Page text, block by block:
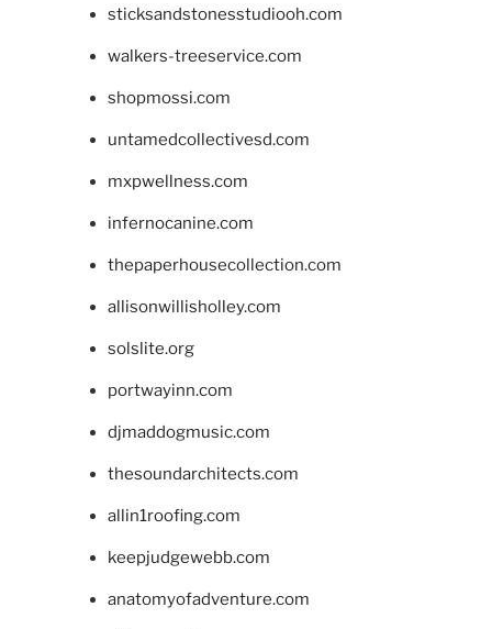
sticksandstonesstudiooh.com
walkers-treeservice.com
shopmossi.com
untamedcollectivesd.com
mxpwellness.com
infernocanine.com
thepaperhousecollection.com
allisonwillisholley.com
solslite.org
portwayinn.com
djmaddogmusic.com
thesoundarchitects.com
allin1roofing.com
keepjudgewebb.com
anatomyofadventure.com